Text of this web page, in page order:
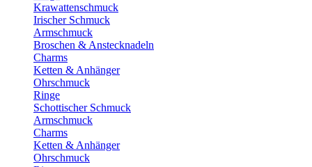
Krawattenschmuck
Irischer Schmuck
Armschmuck
Broschen & Anstecknadeln
Charms
Ketten & Anhänger
Ohrschmuck
Ringe
Schottischer Schmuck
Armschmuck
Charms
Ketten & Anhänger
Ohrschmuck